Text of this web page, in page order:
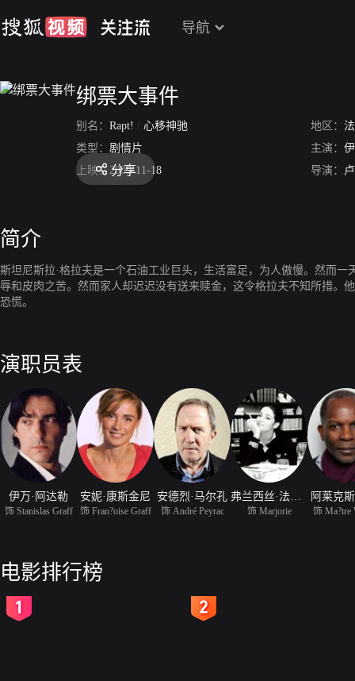
导航
绑票大事件
别名： Rapt! / 心移神驰 地区：
类型： 剧情片 主演：
上映： 2009-11-18 导演：
分享
简介
斯坦尼斯拉·格拉夫是一个石油工业巨头，生活富足，为人傲慢。然而
辱和皮肉之苦。然而家人却迟迟没有送来赎金，这令格拉夫不知所措。
恐慌。
演职员表
伊万·阿达勒
饰 Stanislas Graff
安妮·康斯金尼
饰 Fran?oise Graff
安德烈·马尔孔
饰 André Peyrac 饰 Marjorie
阿莱克
饰 Ma?tre
电影排行榜